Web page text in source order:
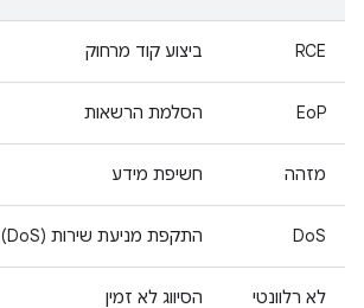
RCE ביצוע קוד מרחוק
EoP הסלמת הרשאות
מזהה חשיפת מידע
DoS התקפת מניעת שירות (DoS)
לא רלוונטי הסיווג לא זמין